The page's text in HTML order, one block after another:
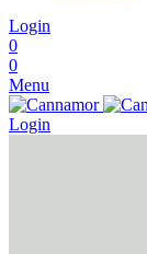
Login
0
0
Menu
Login